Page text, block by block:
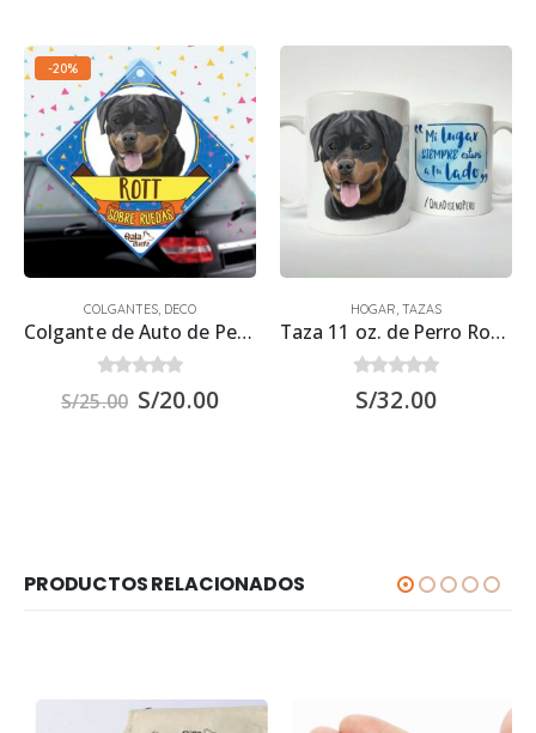
-20%
COLGANTES, DECO
Colgante de Auto de Perro Rottweiler 15×15 cm.
out of 5
S/25.00 S/20.00
HOGAR, TAZAS
Taza 11 oz. de Perro Rottweiler
0out of 5
S/32.00
PRODUCTOS RELACIONADOS